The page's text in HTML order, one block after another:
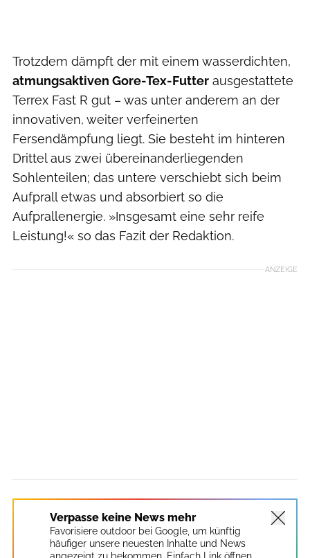
Trotzdem dämpft der mit einem wasserdichten,
atmungsaktiven Gore-Tex-Futter ausgestattete
Terrex Fast R gut – was unter anderem an der
innovativen, weiter verfeinerten
Fersendämpfung liegt. Sie besteht im hinteren
Drittel aus zwei übereinanderliegenden
Sohlenteilen; das untere verschiebt sich beim
Aufprall etwas und absorbiert so die
Aufprallenergie. »Insgesamt eine sehr reife
Leistung!« so das Fazit der Redaktion.
ANZEIGE
Verpasse keine News mehr
Favorisiere outdoor bei Google, um künftig
häufiger unsere neuesten Inhalte und News